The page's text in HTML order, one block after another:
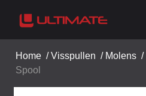
Home /Visspullen / Molens /
Spool